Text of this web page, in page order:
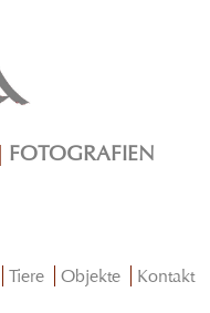
FOTOGRAFIEN
Tiere Objekte Kontakt